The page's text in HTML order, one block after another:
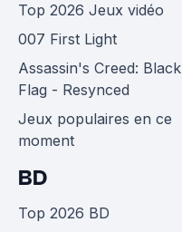
Top 2026 Jeux vidéo
007 First Light
Assassin's Creed: Black
Flag - Resynced
Jeux populaires en ce
moment
BD
Top 2026 BD